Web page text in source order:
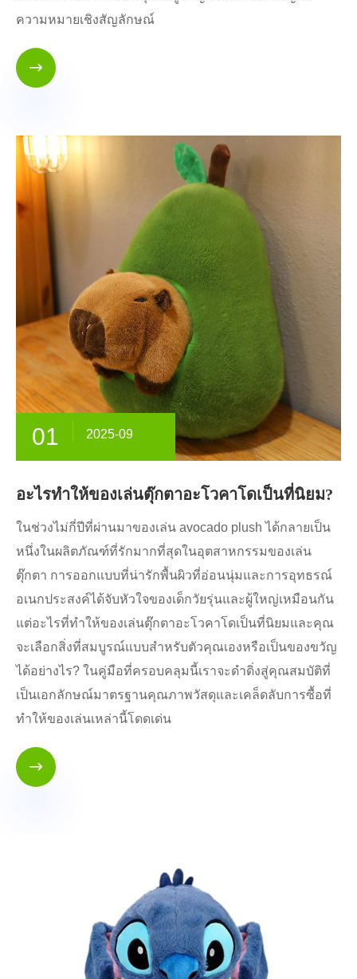
ความหมายเชิงสัญลักษณ์

01 2025-09
อะไรทำให้ของเล่นตุ๊กตาอะโวคาโดเป็นที่นิยม?
ในช่วงไม่กี่ปีที่ผ่านมาของเล่น avocado plush ได้กลายเป็น
หนึ่งในผลิตภัณฑ์ที่รักมากที่สุดในอุตสาหกรรมของเล่น
ตุ๊กตา การออกแบบที่น่ารักพื้นผิวที่อ่อนนุ่มและการอุทธรณ์
อเนกประสงค์ได้จับหัวใจของเด็กวัยรุ่นและผู้ใหญ่เหมือนกัน
แต่อะไรที่ทำให้ของเล่นตุ๊กตาอะโวคาโดเป็นที่นิยมและคุณ
จะเลือกสิ่งที่สมบูรณ์แบบสำหรับตัวคุณเองหรือเป็นของขวัญ
ได้อย่างไร? ในคู่มือที่ครอบคลุมนี้เราจะดำดิ่งสู่คุณสมบัติที่
เป็นเอกลักษณ์มาตรฐานคุณภาพวัสดุและเคล็ดลับการซื้อที่
ทำให้ของเล่นเหล่านี้โดดเด่น
